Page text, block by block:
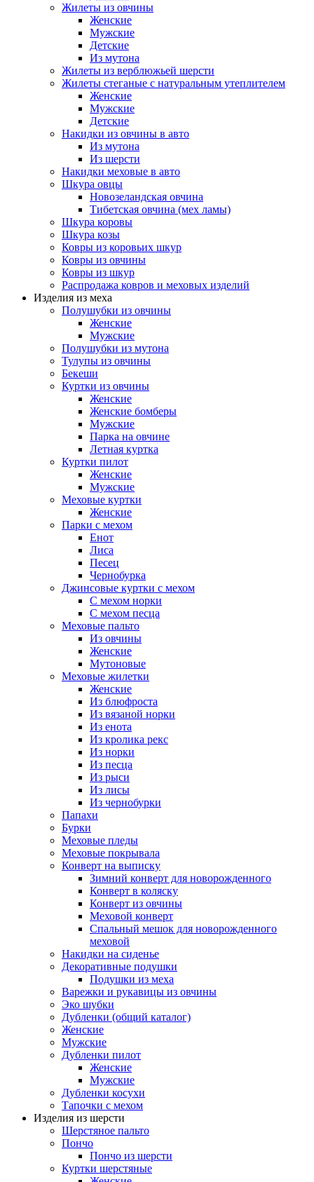
Жилеты из овчины
Женские
Мужские
Детские
Из мутона
Жилеты из верблюжьей шерсти
Жилеты стеганые с натуральным утеплителем
Женские
Мужские
Детские
Накидки из овчины в авто
Из мутона
Из шерсти
Накидки меховые в авто
Шкура овцы
Новозеландская овчина
Тибетская овчина (мех ламы)
Шкура коровы
Шкура козы
Ковры из коровьих шкур
Ковры из овчины
Ковры из шкур
Распродажа ковров и меховых изделий
Изделия из меха
Полушубки из овчины
Женские
Мужские
Полушубки из мутона
Тулупы из овчины
Бекеши
Куртки из овчины
Женские
Женские бомберы
Мужские
Парка на овчине
Летная куртка
Куртки пилот
Женские
Мужские
Меховые куртки
Женские
Парки с мехом
Енот
Лиса
Песец
Чернобурка
Джинсовые куртки с мехом
С мехом норки
С мехом песца
Меховые пальто
Из овчины
Женские
Мутоновые
Меховые жилетки
Женские
Из блюфроста
Из вязаной норки
Из енота
Из кролика рекс
Из норки
Из песца
Из рыси
Из лисы
Из чернобурки
Папахи
Бурки
Меховые пледы
Меховые покрывала
Конверт на выписку
Зимний конверт для новорожденного
Конверт в коляску
Конверт из овчины
Меховой конверт
Спальный мешок для новорожденного
меховой
Накидки на сиденье
Декоративные подушки
Подушки из меха
Варежки и рукавицы из овчины
Эко шубки
Дубленки (общий каталог)
Женские
Мужские
Дубленки пилот
Женские
Мужские
Дубленки косухи
Тапочки с мехом
Изделия из шерсти
Шерстяное пальто
Пончо
Пончо из шерсти
Куртки шерстяные